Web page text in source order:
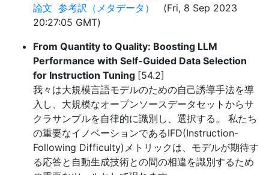
論文 参考訳（メタデータ）
(Fri, 8 Sep 2023
20:27:05 GMT)
From Quantity to Quality: Boosting LLM
Performance with Self-Guided Data Selection
for Instruction Tuning [54.2]
我々は大規模言語モデルのための自己誘導手法を導
入し、大規模なオープンソースデータセットからサ
クラサンプルを自律的に識別し、選択する。 私たち
の重要なイノベーションであるIFD(Instruction-
Following Difficulty)メトリックは、モデルが期待す
る応答と自動生成技術との間の相違を識別するため